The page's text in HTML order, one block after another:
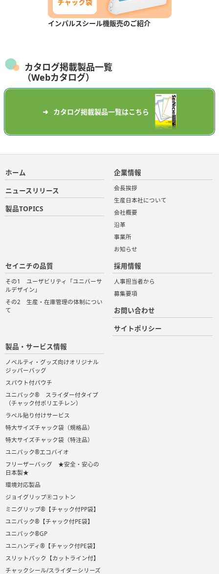
インパルスシール機販売のご紹介
カタログ掲載製品一覧
（Webカタログ）
カタログ掲載製品一覧はこちら
ホーム
ニュースリリース
製品TOPICS
企業情報
会長挨拶
生産日本社について
会社概要
沿革
事業所
お知らせ
製品・サービス情報
ノベルティ・グッズ向けオリジナル
ジッパーバッグ
スパウト付パウチ
ユニパック® スライダー付タイプ
（チャック付ポリエチレン）
ラベル貼り付けサービス
特大サイズチャック袋（規格品）
特大サイズチャック袋（特注品）
ユニパック®エコバイオ
フリーザーバッグ ★安全・安心の
日本製★
環境対応製品
ジョイグリップⓇコットン
ミニグリップ®【チャック付PP袋】
ユニパック®【チャック付PE袋】
ユニパック®GP
ユニハンディ®【チャック付PE袋】
スリットパック【カットライン付】
チャックシール/スライダーシリーズ
セイニチの品質
その1 ユーザビリティ「ユニバーサ
ルデザイン」
その2 生産・在庫管理の体制につい
て
採用情報
人事担当者から
募集要項
お問い合わせ
サイトポリシー